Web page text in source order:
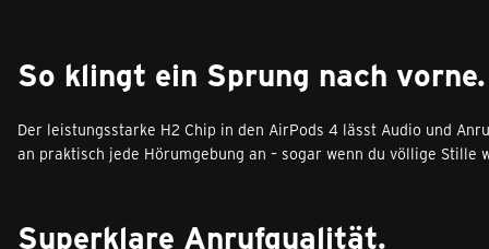
So klingt ein Sprung nach vorne.
Der leistungs­starke H2 Chip in den AirPods 4 lässt Audio und
an praktisch jede Hörumgebung an – sogar wenn du völlige Stille
Superklare Anrufqualität.